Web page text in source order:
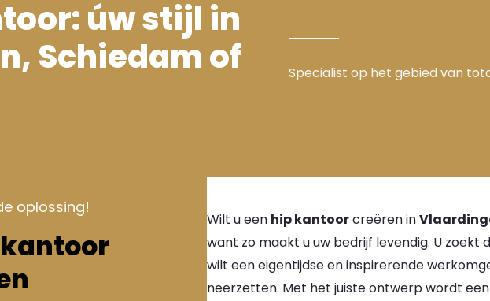
úw stijl in
Schiedam of
Specialist op het gebied van
oplossing!
Wilt u een hip kantoorcreëren in
want zo maakt u uw bedrijf levendig. U zoekt
wilt een eigentijdse en inspirerende
neerzetten. Met het juiste ontwerp wordt